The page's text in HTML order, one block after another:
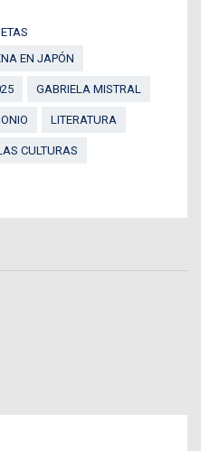
EN JAPÓN
GABRIELA MISTRAL
LITERATURA
CULTURAS